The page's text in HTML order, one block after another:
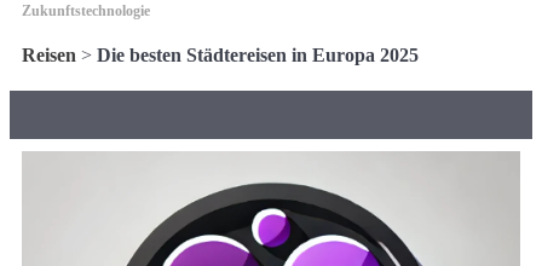
Zukunftstechnologie
Reisen > Die besten Städtereisen in Europa 2025